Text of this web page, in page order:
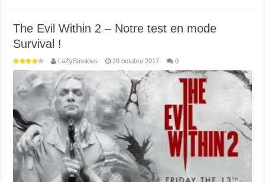
The Evil Within 2 – Notre test en mode
Survival !
LaZySmokies 28 octobre 2017 0